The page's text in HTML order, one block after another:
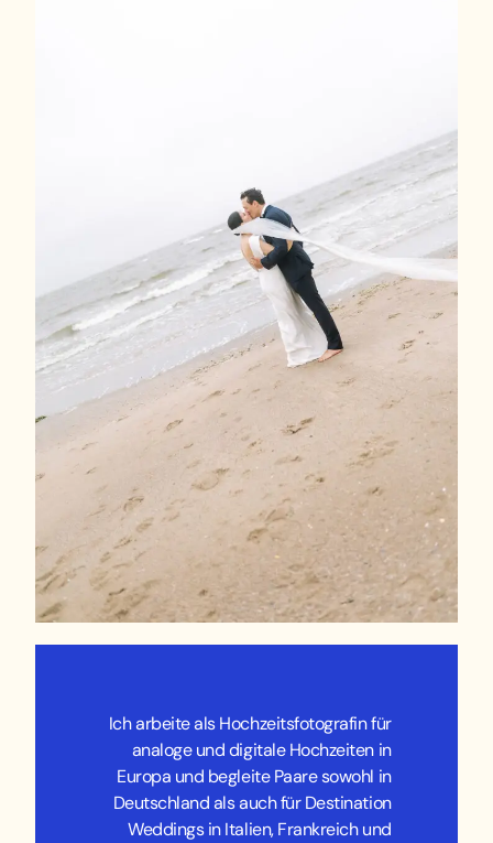
Ich arbeite als Hochzeitsfotografin für
analoge und digitale Hochzeiten in
Europa und begleite Paare sowohl in
Deutschland als auch für Destination
Weddings in Italien, Frankreich und